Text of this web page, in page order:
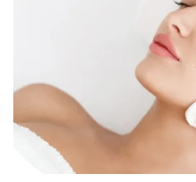
веяниям моды на